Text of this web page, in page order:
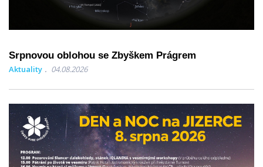
Srpnovou oblohou se Zbyškem Prágrem
Aktuality 04.08.2026